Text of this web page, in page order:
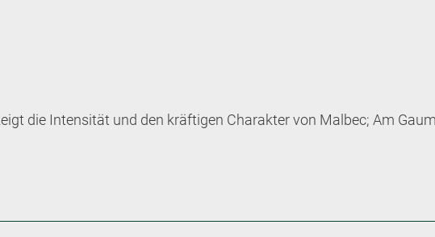
die Intensität und den kräftigen Charakter von Malbec; Am